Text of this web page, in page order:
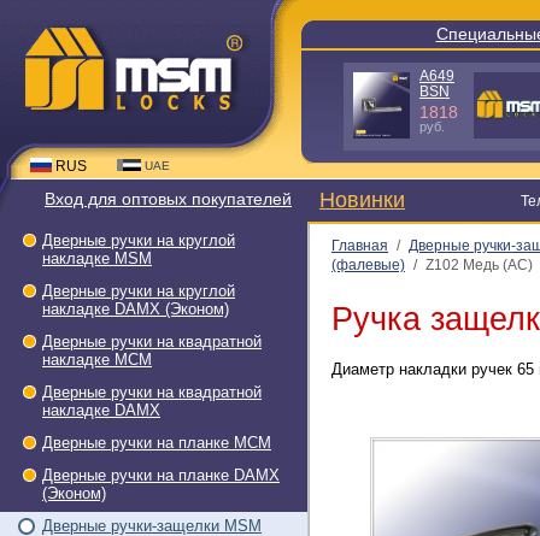
RUS UAE
A649
BSN
1818
руб.
Вход для оптовых покупателей
Дверные ручки на круглой
накладке МSМ
Дверные ручки на круглой
накладке DAMX (Эконом)
Дверные ручки на квадратной
накладке МСМ
Дверные ручки на квадратной
накладке DAMX
Дверные ручки на планке МСМ
Дверные ручки на планке DAMX
(Эконом)
Дверные ручки-защелки МSМ
Новинки
Главная / Дверные ручки-
(фалевые) / Z102 Медь (AC)
Ручка
Диаметр накладки ручек